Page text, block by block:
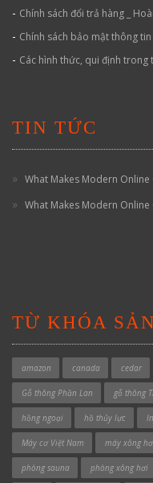
- Chính sách đổi trả hàng _
- Chính sách bảo mật thông tin
- Các hình thức, qui định trong
TIN TỨC
What Makes Modern
What Makes Modern
TỪ KHÓA
amazon canada cedar
Gỗ thông Phần Lan gỗ thông
hồng ngoại hồ thủy lực
Máy cơ Việt Nam máy xông
phòng sauna phòng xông hơi